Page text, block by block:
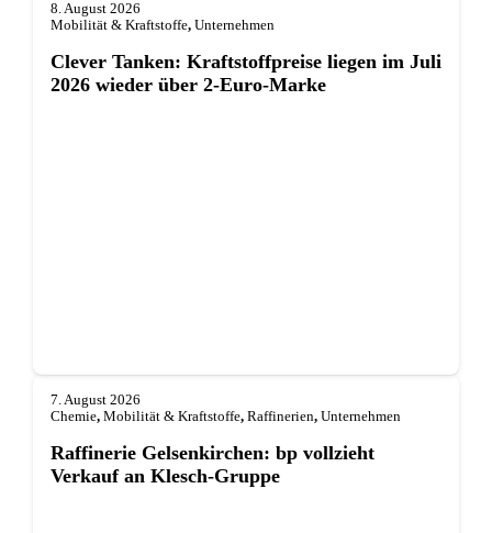
8. August 2026
Mobilität & Kraftstoffe, Unternehmen
Clever Tanken: Kraftstoffpreise liegen im Juli
2026 wieder über 2-Euro-Marke
7. August 2026
Chemie, Mobilität & Kraftstoffe, Raffinerien, Unternehmen
Raffinerie Gelsenkirchen: bp vollzieht
Verkauf an Klesch-Gruppe